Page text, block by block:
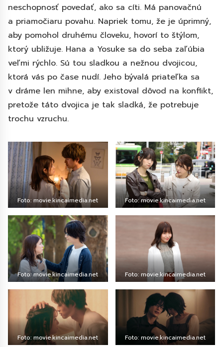
neschopnosť povedať, ako sa cíti. Má panovačnú
a priamočiaru povahu. Napriek tomu, že je úprimný,
aby pomohol druhému človeku, hovorí to štýlom,
ktorý ubližuje. Hana a Yosuke sa do seba zaľúbia
veľmi rýchlo. Sú tou sladkou a nežnou dvojicou,
ktorá vás po čase nudí. Jeho bývalá priateľka sa
v dráme len mihne, aby existoval dôvod na konflikt,
pretože táto dvojica je tak sladká, že potrebuje
trochu vzruchu.
Foto: movie.kincaimedia.net Foto: movie.kincaimedia.net
Foto: movie.kincaimedia.net Foto: movie.kincaimedia.net
Foto: movie.kincaimedia.net Foto: movie.kincaimedia.net